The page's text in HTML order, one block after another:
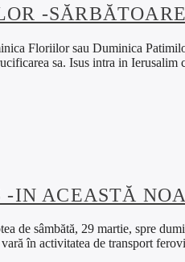
-
Floriilor sau Duminica
sa. Isus intra in
-IN ACEASTĂ
de sâmbătă, 29 martie, spre
vară în activitatea de transport